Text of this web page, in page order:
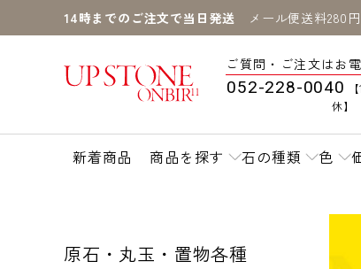
14時までのご注文で当日発送 メール便送料280
ご質問・ご注文はお
052-228-0040
休】
新着商品 商品を探す 石の種類 色
原石・丸玉・置物各種